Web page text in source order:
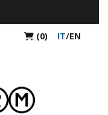
(0) IT/EN